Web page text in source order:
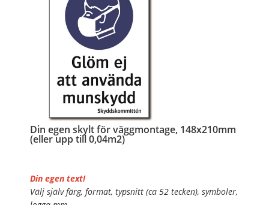
Din egen skylt för väggmontage, 148x210mm
(eller upp till 0,04m2)
Din egen text!
Välj själv färg, format, typsnitt (ca 52 tecken), symboler,